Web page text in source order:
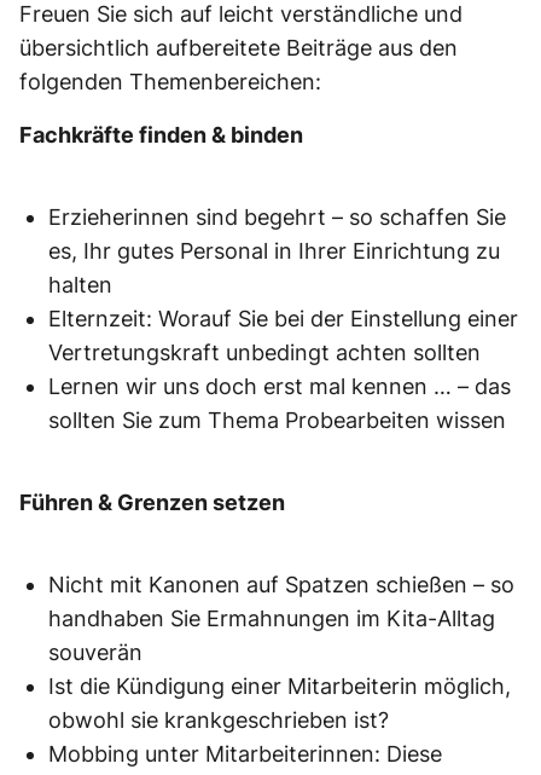
Freuen Sie sich auf leicht verständliche und
übersichtlich aufbereitete Beiträge aus den
folgenden Themenbereichen:
Fachkräfte finden & binden
Erzieherinnen sind begehrt – so schaffen Sie
es, Ihr gutes Personal in Ihrer Einrichtung zu
halten
Elternzeit: Worauf Sie bei der Einstellung einer
Vertretungskraft unbedingt achten sollten
Lernen wir uns doch erst mal kennen … – das
sollten Sie zum Thema Probearbeiten wissen
Führen & Grenzen setzen
Nicht mit Kanonen auf Spatzen schießen – so
handhaben Sie Ermahnungen im Kita-Alltag
souverän
Ist die Kündigung einer Mitarbeiterin möglich,
obwohl sie krankgeschrieben ist?
Mobbing unter Mitarbeiterinnen: Diese